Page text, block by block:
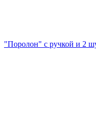
"Поролон" с ручкой и 2